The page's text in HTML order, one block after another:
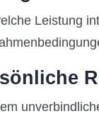
Leistung